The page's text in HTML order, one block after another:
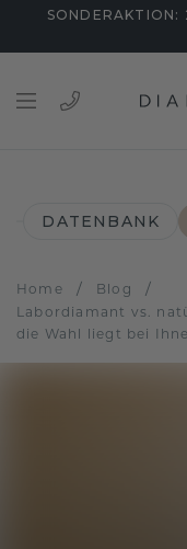
SONDERAKTION:
DATENBANK
Home / Blog /
Labordiamant vs.
die Wahl liegt bei